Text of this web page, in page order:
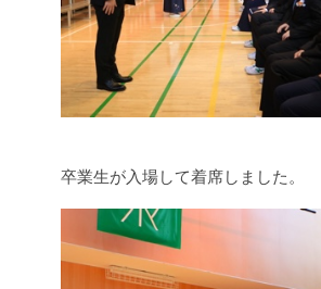
卒業生が入場して着席しました。